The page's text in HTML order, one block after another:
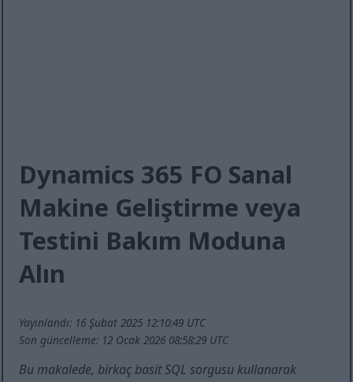
Dynamics 365 FO Sanal
Makine Geliştirme veya
Testini Bakım Moduna
Alın
Yayınlandı: 16 Şubat 2025 12:10:49 UTC
Son güncelleme: 12 Ocak 2026 08:58:29 UTC
Bu makalede, birkaç basit SQL sorgusu kullanarak